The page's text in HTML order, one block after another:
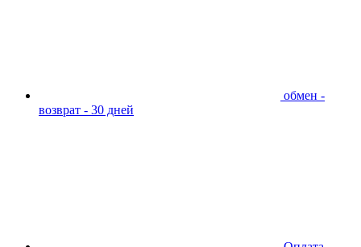
обмен -
возврат - 30 дней